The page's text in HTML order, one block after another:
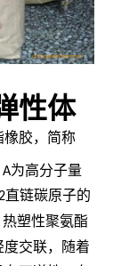
性体
橡胶，简称
A为高分子量
直链碳原子的
热塑性聚氨酯
交联，随着